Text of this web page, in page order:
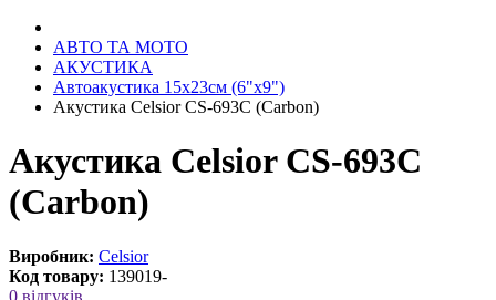
АВТО ТА МОТО
АКУСТИКА
Автоакустика 15х23см (6"х9")
Акустика Celsior CS-693С (Carbon)
Акустика Celsior CS-693С
(Carbon)
Виробник: Celsior
Код товару: 139019-
0 відгуків